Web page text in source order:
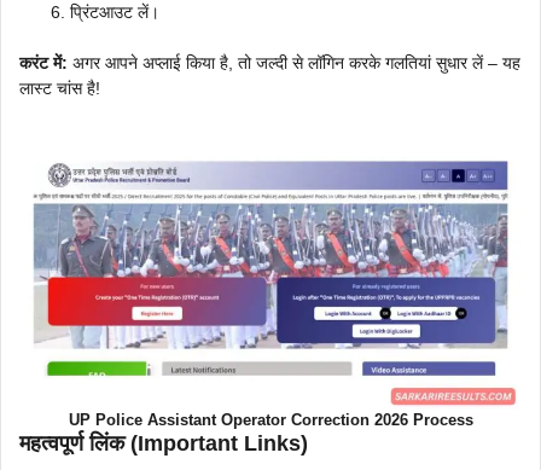
प्रिंटआउट लें।
करंट में: अगर आपने अप्लाई किया है, तो जल्दी से लॉगिन करके गलतियां सुधार लें – यह
लास्ट चांस है!
UP Police Assistant Operator Correction 2026 Process
महत्वपूर्ण लिंक (Important Links)